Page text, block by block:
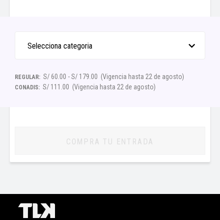
de la fecha de tu evento o función.
PROMOCIONES Y DESCUENTOS
la Persona con Discapacidad (N.º 29973), el descuento puede ser
Nacional de la Persona con Discapacidad; además del Documento
Selecciona categoria
REGULAR: S/ 60.00 - S/ 179.00 (Vigencia hasta 22 de agosto)
CONADIS: S/ 111.00 (Vigencia hasta 22 de agosto)
COMPRA TU ENTRADA